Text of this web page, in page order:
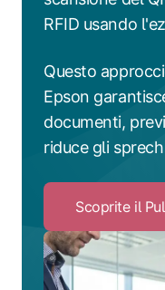
RFID usando
Questo
Epson
documenti,
riduce gli
Scoprite il